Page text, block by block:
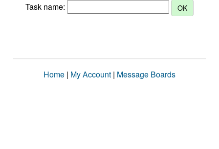
Task name:
Home | My Account | Message Boards